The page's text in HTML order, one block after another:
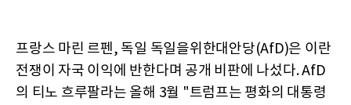
프랑스 마린 르펜, 독일 독일을위한대안당(AfD)은 이란
전쟁이 자국 이익에 반한다며 공개 비판에 나섰다. AfD
의 티노 흐루팔라는 올해 3월 "트럼프는 평화의 대통령